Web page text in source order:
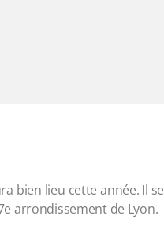
bien lieu cette année. Il
arrondissement de Lyon.